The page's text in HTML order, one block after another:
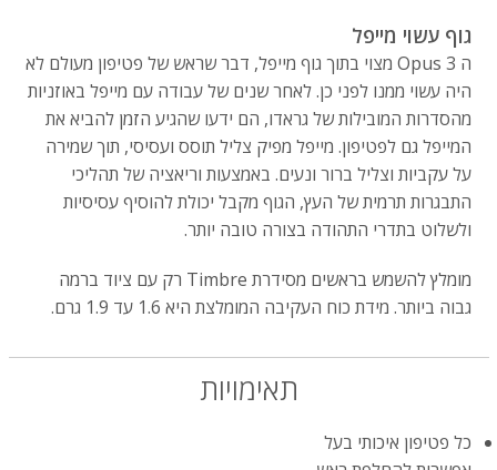
גוף עשוי מייפל
ה Opus 3 מצוי בתוך גוף מייפל, דבר שראש של פטיפון מעולם לא
היה עשוי ממנו לפני כן. לאחר שנים של עבודה עם מייפל באוזניות
מהסדרות המובילות של גראדו, הם ידעו שהגיע הזמן להביא את
המייפל גם לפטיפון. מייפל מפיק צליל תוסס ועסיסי, תוך שמירה
על עקביות וצליל ברור ונעים. באמצעות וריאציה של תהליכי
התבגרות תרמית של העץ, הגוף מקבל יכולת להוסיף עסיסיות
ולשלוט בתדרי התהודה בצורה טובה יותר.
מומלץ להשמש בראשים מסידרת Timbre רק עם ציוד ברמה
גבוה ביותר. מידת כוח העקיבה המומלצת היא 1.6 עד 1.9 גרם.
תאימויות
כל פטיפון איכותי בעל